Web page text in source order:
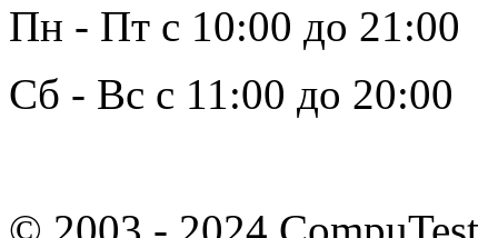
Пн - Пт с 10:00 до 21:00
Сб - Вс с 11:00 до 20:00